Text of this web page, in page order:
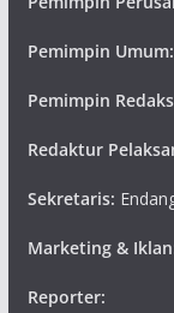
Pemimpin Umum:
Pemimpin
Redaktur
Sekretaris:
Marketing &
Reporter: